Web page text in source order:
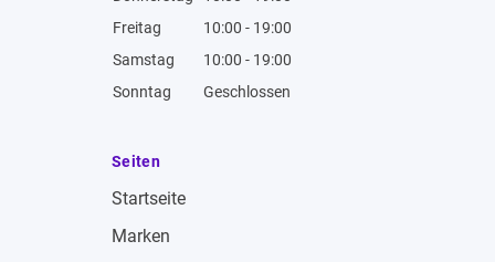
Freitag
10:00 - 19:00
Samstag
10:00 - 19:00
Sonntag
Geschlossen
Seiten
Startseite
Marken